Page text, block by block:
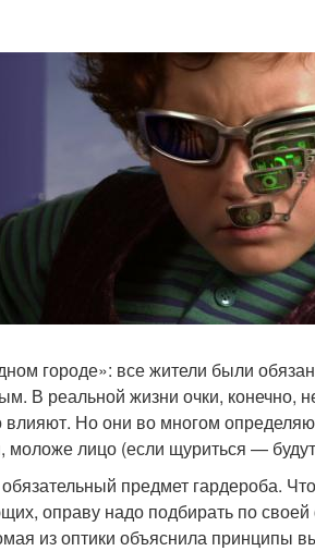
городе»: все жители были
В реальной жизни очки, конечно,
Но они во многом
моложе лицо (если щуриться —
предмет гардероба.
оправу надо подбирать по
из оптики объяснила принципы